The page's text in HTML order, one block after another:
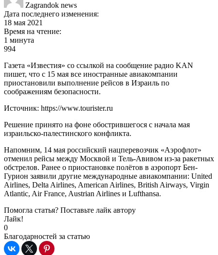
Zagrandok news
Дата последнего изменения:
18 мая 2021
Время на чтение:
1 минута
994
Газета «Известия» со ссылкой на сообщение радио KAN
пишет, что с 15 мая все иностранные авиакомпании
приостановили выполнение рейсов в Израиль по
соображениям безопасности.
Источник: https://www.tourister.ru
Решение принято на фоне обострившегося с начала мая
израильско-палестинского конфликта.
Напомним, 14 мая российский нацперевозчик «Аэрофлот»
отменил рейсы между Москвой и Тель-Авивом из-за ракетных
обстрелов. Ранее о приостановке полётов в аэропорт Бен-
Гурион заявили другие международные авиакомпании: United
Airlines, Delta Airlines, American Airlines, British Airways, Virgin
Atlantic, Air France, Austrian Airlines и Lufthansa.
Помогла статья? Поставьте лайк автору
Лайк!
0
Благодарностей за статью